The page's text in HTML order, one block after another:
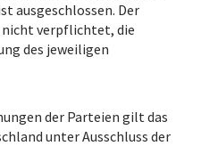
ausgeschlossen. Der
verpflichtet, die
des jeweiligen
der Parteien gilt das
unter Ausschluss der